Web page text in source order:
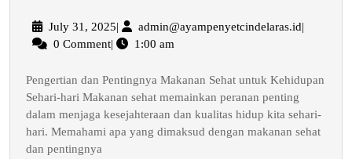
untuk
Sehari-
July 31, 2025July
31,
| admin@ayampenyetcindelaras.id|
0 Comment| 1:00 am
Pengertian dan Pentingnya Makanan Sehat untuk Kehidupan
Sehari-hari Makanan sehat memainkan peranan penting
dalam menjaga kesejahteraan dan kualitas hidup kita sehari-
hari. Memahami apa yang dimaksud dengan makanan sehat
dan pentingnya